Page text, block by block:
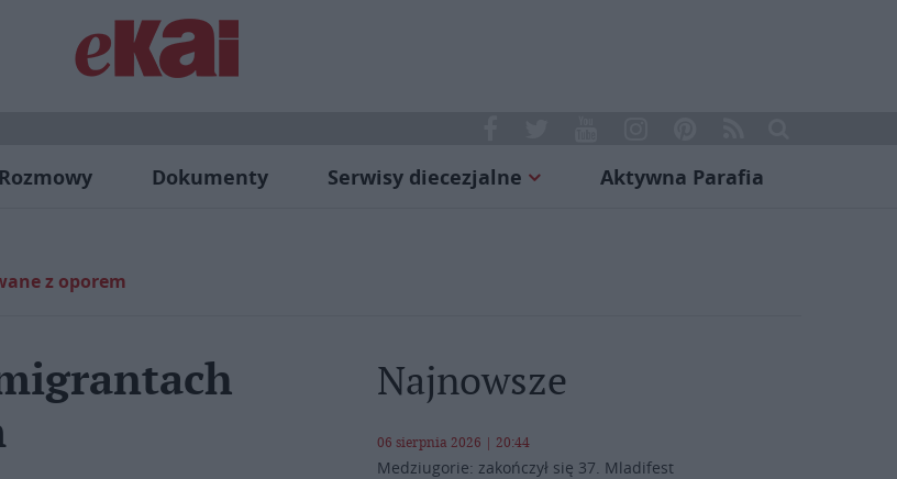
Rozmowy Dokumenty Serwisy diecezjalne Aktywna Parafia
z oporem
Najnowsze
06 sierpnia 2026 | 20:44
Medziugorie: zakończył się 37. Mladifest